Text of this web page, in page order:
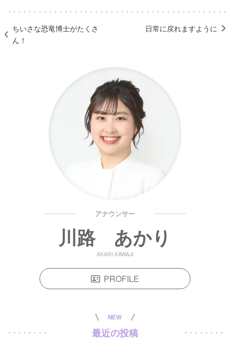
ちいさな恐竜博士がたくさ
ん！
日常に戻れますように
アナウンサー
川路 あかり
AKARI KAWAJI
PROFILE
NEW
最近の投稿